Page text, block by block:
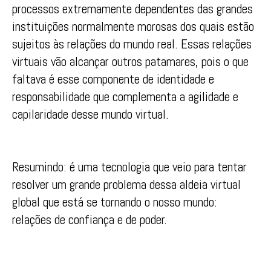
processos extremamente dependentes das grandes
instituições normalmente morosas dos quais estão
sujeitos às relações do mundo real. Essas relações
virtuais vão alcançar outros patamares, pois o que
faltava é esse componente de identidade e
responsabilidade que complementa a agilidade e
capilaridade desse mundo virtual.
Resumindo: é uma tecnologia que veio para tentar
resolver um grande problema dessa aldeia virtual
global que está se tornando o nosso mundo:
relações de confiança e de poder.